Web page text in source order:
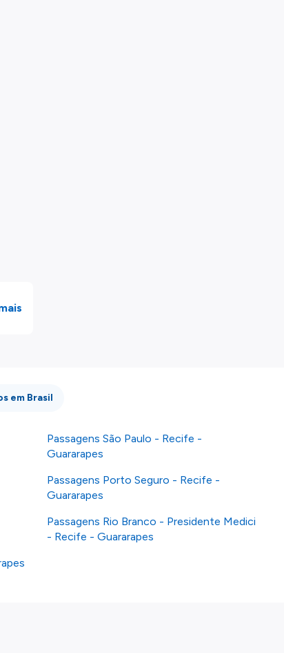
em Brasil
Passagens São Paulo - Recife -
Guararapes
Passagens Porto Seguro - Recife -
Guararapes
Passagens Rio Branco - Presidente Medici
- Recife - Guararapes